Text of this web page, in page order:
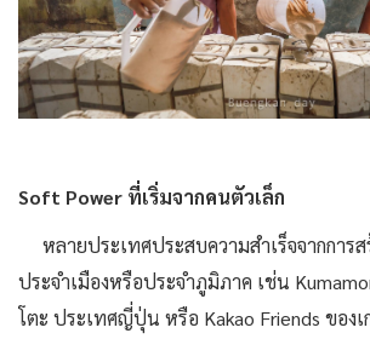
Soft Power ที่เริ่มจากคนตัวเล็ก
หลายประเทศประสบความสำเร็จจากการส
ประจำเมืองหรือประจำภูมิภาค เช่น
โตะ ประเทศญี่ปุ่น หรือ Kakao Friends ของ